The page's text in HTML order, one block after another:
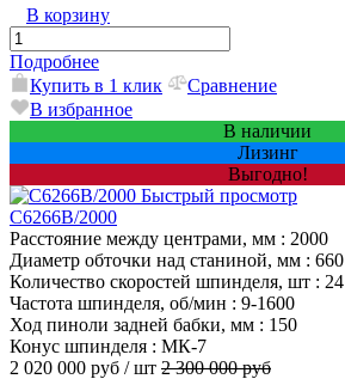
В корзину
Подробнее
Купить в 1 клик
Сравнение
В избранное
В наличии
Лизинг
Выгодно!
Быстрый просмотр
C6266B/2000
Расстояние между центрами, мм : 2000
Диаметр обточки над станиной, мм : 660
Количество скоростей шпинделя, шт : 24
Частота шпинделя, об/мин : 9-1600
Ход пиноли задней бабки, мм : 150
Конус шпинделя : МК-7
2 020 000 руб / шт 2 300 000 руб